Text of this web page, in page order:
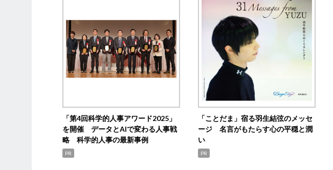
「第4回科学的人事アワード2025」
を開催 データとAIで変わる人事戦
略 科学的人事の最新事例
PR
「ことだま」宿る羽生結弦のメッセ
ージ 名言がもたらす心の平穏と潤
い
PR